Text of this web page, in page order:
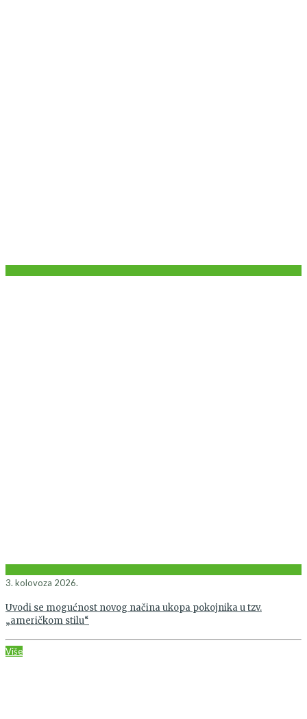
3. kolovoza 2026.
Uvodi se mogućnost novog načina ukopa pokojnika u tzv.
„američkom stilu“
Više